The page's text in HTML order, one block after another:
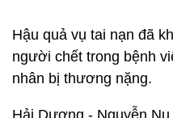
Hậu quả vụ tai nạn đã
người chết trong bệnh
nhân bị thương nặng.
Hải Dương - Nguyễn Nụ